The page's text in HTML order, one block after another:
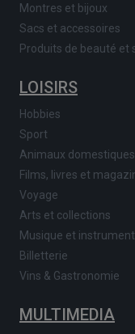
Montres et bijoux
Sacs et accessoires
Produits de beauté et
LOISIRS
Hobbies
Sport
Animaux domestiques
Films, livres et
Voyage
Arts et collections
Musique et
Billetterie
Vins & Gastronomie
MULTIMEDIA